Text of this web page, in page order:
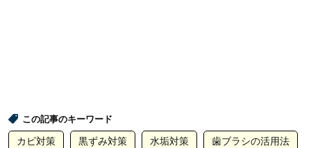
この記事のキーワード
カビ対策 黒ずみ対策 水垢対策 歯ブラシの活用法